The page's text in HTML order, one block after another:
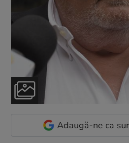
Adaugă-ne ca